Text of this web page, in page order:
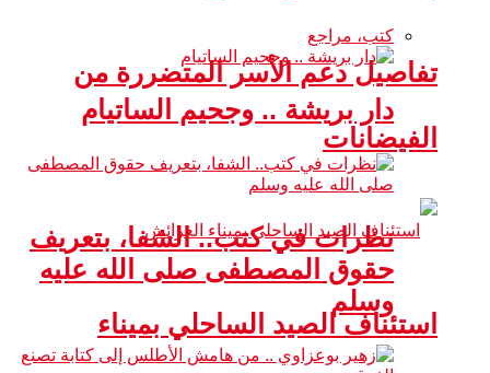
تفاصيل دعم الأسر المتضررة من
الفيضانات
استئناف الصيد الساحلي بميناء
كتب، مراجع
دار بريشة .. وجحيم الساتيام
نظرات في كتب.. الشفا، بتعريف
حقوق المصطفى صلى الله عليه
وسلم